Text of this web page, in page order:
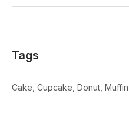
Tags
Cake Cupcake Donut Muffin